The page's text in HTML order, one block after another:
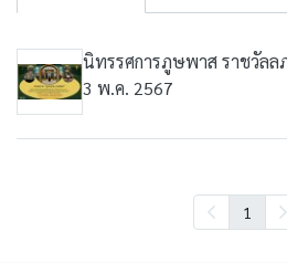
นิทรรศการภูษพาส ราชวัลล
3 พ.ค. 2567
1